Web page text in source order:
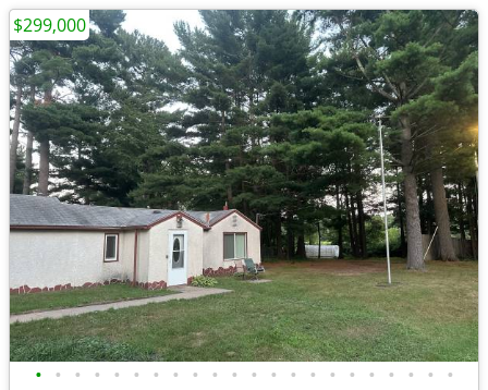
• • • • • • • • • • • • • • • • • • • • • •
$299,000